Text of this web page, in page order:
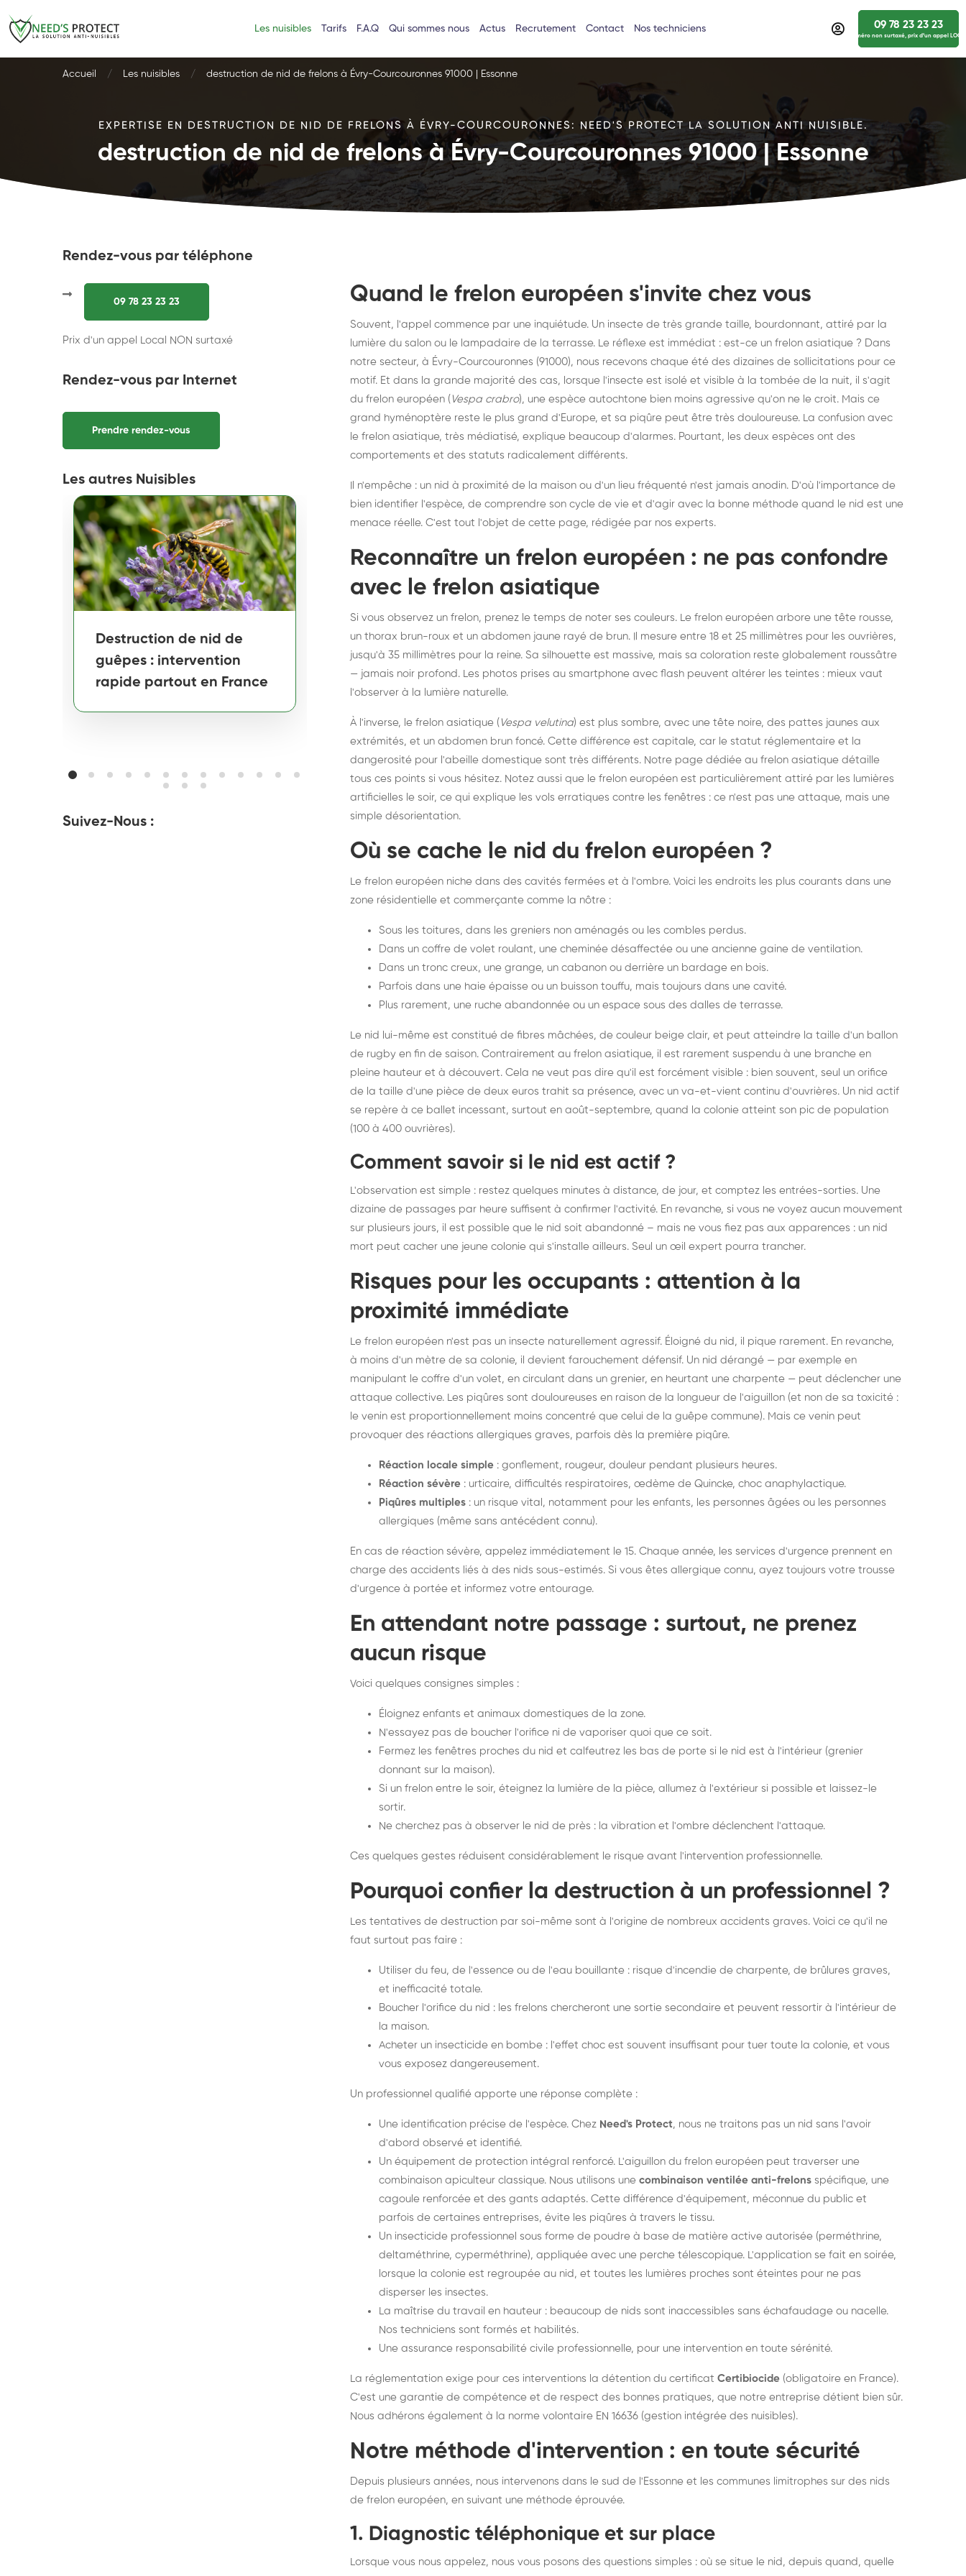
Les nuisibles Tarifs F.A.Q Qui sommes nous Actus Recrutement Contact Nos techniciens 09 78 23 23 23
numéro non surtaxé, prix d’un appel
Accueil Les nuisibles destruction de nid de frelons à Évry-Courcouronnes 91000 | Essonne
EXPERTISE EN DESTRUCTION DE NID DE FRELONS À ÉVRY-COURCOURONNES: NEED'S PROTECT LA SOLUTION ANTI NUISIBLE.
destruction de nid de frelons à Évry-Courcouronnes 91000 | Essonne
Rendez-vous par téléphone
09 78 23 23 23
Prix d'un appel Local NON surtaxé
Rendez-vous par Internet
Prendre rendez-vous
Les autres Nuisibles
Destruction de nid de
guêpes : intervention
rapide partout en France
Destruction de nid de
frelons : intervention
rapide partout en France
Destruction de nid de
frelons asiatiques :
intervention partout en
Suivez-Nous :
Quand le frelon européen s'invite chez vous
Souvent, l'appel commence par une inquiétude. Un insecte de très grande taille, bourdonnant, attiré par la
lumière du salon ou le lampadaire de la terrasse. Le réflexe est immédiat : est-ce un frelon asiatique ? Dans
notre secteur, à Évry-Courcouronnes (91000), nous recevons chaque été des dizaines de sollicitations pour ce
motif. Et dans la grande majorité des cas, lorsque l'insecte est isolé et visible à la tombée de la nuit, il s'agit
du frelon européen ( Vespa crabro), une espèce autochtone bien moins agressive qu'on ne le croit. Mais ce
grand hyménoptère reste le plus grand d'Europe, et sa piqûre peut être très douloureuse. La confusion avec
le frelon asiatique, très médiatisé, explique beaucoup d'alarmes. Pourtant, les deux espèces ont des
comportements et des statuts radicalement différents.
Il n'empêche : un nid à proximité de la maison ou d'un lieu fréquenté n'est jamais anodin. D'où l'importance de
bien identifier l'espèce, de comprendre son cycle de vie et d'agir avec la bonne méthode quand le nid est une
menace réelle. C'est tout l'objet de cette page, rédigée par nos experts.
Reconnaître un frelon européen : ne pas confondre
avec le frelon asiatique
Si vous observez un frelon, prenez le temps de noter ses couleurs. Le frelon européen arbore une tête rousse,
un thorax brun-roux et un abdomen jaune rayé de brun. Il mesure entre 18 et 25 millimètres pour les ouvrières,
jusqu'à 35 millimètres pour la reine. Sa silhouette est massive, mais sa coloration reste globalement roussâtre
— jamais noir profond. Les photos prises au smartphone avec flash peuvent altérer les teintes : mieux vaut
l'observer à la lumière naturelle.
À l'inverse, le frelon asiatique ( Vespa velutina) est plus sombre, avec une tête noire, des pattes jaunes aux
extrémités, et un abdomen brun foncé. Cette différence est capitale, car le statut réglementaire et la
dangerosité pour l'abeille domestique sont très différents. Notre page dédiée au frelon asiatique détaille
tous ces points si vous hésitez. Notez aussi que le frelon européen est particulièrement attiré par les lumières
artificielles le soir, ce qui explique les vols erratiques contre les fenêtres : ce n'est pas une attaque, mais une
simple désorientation.
Où se cache le nid du frelon européen ?
Le frelon européen niche dans des cavités fermées et à l'ombre. Voici les endroits les plus courants dans une
zone résidentielle et commerçante comme la nôtre :
Sous les toitures, dans les greniers non aménagés ou les combles perdus.
Dans un coffre de volet roulant, une cheminée désaffectée ou une ancienne gaine de ventilation.
Dans un tronc creux, une grange, un cabanon ou derrière un bardage en bois.
Parfois dans une haie épaisse ou un buisson touffu, mais toujours dans une cavité.
Plus rarement, une ruche abandonnée ou un espace sous des dalles de terrasse.
Le nid lui-même est constitué de fibres mâchées, de couleur beige clair, et peut atteindre la taille d'un ballon
de rugby en fin de saison. Contrairement au frelon asiatique, il est rarement suspendu à une branche en
pleine hauteur et à découvert. Cela ne veut pas dire qu'il est forcément visible : bien souvent, seul un orifice
de la taille d'une pièce de deux euros trahit sa présence, avec un va-et-vient continu d'ouvrières. Un nid actif
se repère à ce ballet incessant, surtout en août-septembre, quand la colonie atteint son pic de population
(100 à 400 ouvrières).
Comment savoir si le nid est actif ?
L'observation est simple : restez quelques minutes à distance, de jour, et comptez les entrées-sorties. Une
dizaine de passages par heure suffisent à confirmer l'activité. En revanche, si vous ne voyez aucun mouvement
sur plusieurs jours, il est possible que le nid soit abandonné – mais ne vous fiez pas aux apparences : un nid
mort peut cacher une jeune colonie qui s'installe ailleurs. Seul un œil expert pourra trancher.
Risques pour les occupants : attention à la
proximité immédiate
Le frelon européen n'est pas un insecte naturellement agressif. Éloigné du nid, il pique rarement. En revanche,
à moins d'un mètre de sa colonie, il devient farouchement défensif. Un nid dérangé — par exemple en
manipulant le coffre d'un volet, en circulant dans un grenier, en heurtant une charpente — peut déclencher une
attaque collective. Les piqûres sont douloureuses en raison de la longueur de l'aiguillon (et non de sa toxicité :
le venin est proportionnellement moins concentré que celui de la guêpe commune). Mais ce venin peut
provoquer des réactions allergiques graves, parfois dès la première piqûre.
Réaction locale simple : gonflement, rougeur, douleur pendant plusieurs heures.
Réaction sévère : urticaire, difficultés respiratoires, œdème de Quincke, choc anaphylactique.
Piqûres multiples : un risque vital, notamment pour les enfants, les personnes âgées ou les personnes
allergiques (même sans antécédent connu).
En cas de réaction sévère, appelez immédiatement le 15. Chaque année, les services d'urgence prennent en
charge des accidents liés à des nids sous-estimés. Si vous êtes allergique connu, ayez toujours votre trousse
d'urgence à portée et informez votre entourage.
En attendant notre passage : surtout, ne prenez
aucun risque
Voici quelques consignes simples :
Éloignez enfants et animaux domestiques de la zone.
N'essayez pas de boucher l'orifice ni de vaporiser quoi que ce soit.
Fermez les fenêtres proches du nid et calfeutrez les bas de porte si le nid est à l'intérieur (grenier
donnant sur la maison).
Si un frelon entre le soir, éteignez la lumière de la pièce, allumez à l'extérieur si possible et laissez-le
sortir.
Ne cherchez pas à observer le nid de près : la vibration et l'ombre déclenchent l'attaque.
Ces quelques gestes réduisent considérablement le risque avant l'intervention professionnelle.
Pourquoi confier la destruction à un professionnel ?
Les tentatives de destruction par soi-même sont à l'origine de nombreux accidents graves. Voici ce qu'il ne
faut surtout pas faire :
Utiliser du feu, de l'essence ou de l'eau bouillante : risque d'incendie de charpente, de brûlures graves,
et inefficacité totale.
Boucher l'orifice du nid : les frelons chercheront une sortie secondaire et peuvent ressortir à l'intérieur de
la maison.
Acheter un insecticide en bombe : l'effet choc est souvent insuffisant pour tuer toute la colonie, et vous
vous exposez dangereusement.
Un professionnel qualifié apporte une réponse complète :
Une identification précise de l'espèce. Chez Need's Protect, nous ne traitons pas un nid sans l'avoir
d'abord observé et identifié.
Un équipement de protection intégral renforcé. L'aiguillon du frelon européen peut traverser une
combinaison apiculteur classique. Nous utilisons une combinaison ventilée anti-frelons spécifique, une
cagoule renforcée et des gants adaptés. Cette différence d'équipement, méconnue du public et
parfois de certaines entreprises, évite les piqûres à travers le tissu.
Un insecticide professionnel sous forme de poudre à base de matière active autorisée (perméthrine,
deltaméthrine, cyperméthrine), appliquée avec une perche télescopique. L'application se fait en soirée,
lorsque la colonie est regroupée au nid, et toutes les lumières proches sont éteintes pour ne pas
disperser les insectes.
La maîtrise du travail en hauteur : beaucoup de nids sont inaccessibles sans échafaudage ou nacelle.
Nos techniciens sont formés et habilités.
Une assurance responsabilité civile professionnelle, pour une intervention en toute sérénité.
La réglementation exige pour ces interventions la détention du certificat Certibiocide (obligatoire en France).
C'est une garantie de compétence et de respect des bonnes pratiques, que notre entreprise détient bien sûr.
Nous adhérons également à la norme volontaire EN 16636 (gestion intégrée des nuisibles).
Notre méthode d'intervention : en toute sécurité
Depuis plusieurs années, nous intervenons dans le sud de l'Essonne et les communes limitrophes sur des nids
de frelon européen, en suivant une méthode éprouvée.
1. Diagnostic téléphonique et sur place
Lorsque vous nous appelez, nous vous posons des questions simples : où se situe le nid, depuis quand, quelle